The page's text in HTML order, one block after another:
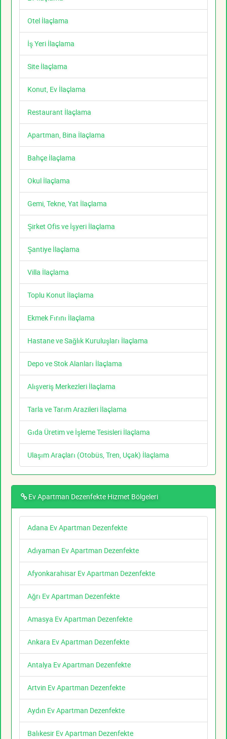
Otel İlaçlama
İş Yeri İlaçlama
Site İlaçlama
Konut, Ev İlaçlama
Restaurant İlaçlama
Apartman, Bina İlaçlama
Bahçe İlaçlama
Okul İlaçlama
Gemi, Tekne, Yat İlaçlama
Şirket Ofis ve İşyeri İlaçlama
Şantiye İlaçlama
Villa İlaçlama
Toplu Konut İlaçlama
Ekmek Fırını İlaçlama
Hastane ve Sağlık Kuruluşları İlaçlama
Depo ve Stok Alanları İlaçlama
Alışveriş Merkezleri İlaçlama
Tarla ve Tarım Arazileri İlaçlama
Gıda Üretim ve İşleme Tesisleri İlaçlama
Ulaşım Araçları (Otobüs, Tren, Uçak) İlaçlama
Ev Apartman Dezenfekte Hizmet Bölgeleri
Adana Ev Apartman Dezenfekte
Adıyaman Ev Apartman Dezenfekte
Afyonkarahisar Ev Apartman Dezenfekte
Ağrı Ev Apartman Dezenfekte
Amasya Ev Apartman Dezenfekte
Ankara Ev Apartman Dezenfekte
Antalya Ev Apartman Dezenfekte
Artvin Ev Apartman Dezenfekte
Aydın Ev Apartman Dezenfekte
Balıkesir Ev Apartman Dezenfekte